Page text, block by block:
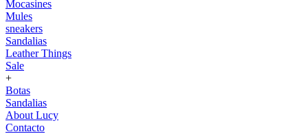
Mocasines
Mules
sneakers
Sandalias
Leather Things
Sale
+
Botas
Sandalias
About Lucy
Contacto